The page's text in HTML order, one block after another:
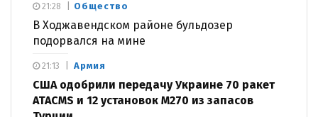
Общество
В Ходжавендском районе бульдозер
подорвался на мине
21:28
Армия
США одобрили передачу Украине 70 ракет
ATACMS и 12 установок M270 из запасов
21:13